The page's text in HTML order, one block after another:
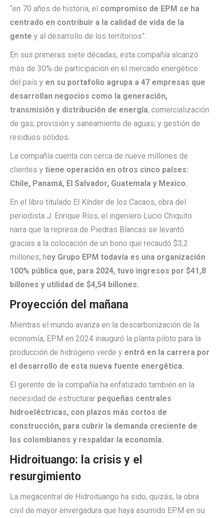
“en 70 años de historia, el compromiso de EPM se ha
centrado en contribuir a la calidad de vida de la
gente y al desarrollo de los territorios”.
En sus primeras siete décadas, esta compañía alcanzó
más de 30% de participación en el mercado energético
del país y en su portafolio agrupa a 47 empresas que
desarrollan negocios como la generación,
transmisión y distribución de energía; comercialización
de gas; provisión y saneamiento de aguas; y gestión de
residuos sólidos.
La compañía cuenta con cerca de nueve millones de
clientes y tiene operación en otros cinco países:
Chile, Panamá, El Salvador, Guatemala y Mexico.
En el libro titulado El Kínder de los Cacaos, obra del
periodista J. Enrique Ríos, el ingeniero Lucio Chiquito
narra que la represa de Piedras Blancas se levantó
gracias a la colocación de un bono que recaudó $3,2
millones; hoy Grupo EPM todavía es una organización
100% pública que, para 2024, tuvo ingresos por $41,8
billones y utilidad de $4,54 billones.
Proyección del mañana
Mientras el mundo avanza en la descarbonización de la
economía, EPM en 2024 inauguró la planta piloto para la
producción de hidrógeno verde y entró en la carrera por
el desarrollo de esta nueva fuente energética.
El gerente de la compañía ha enfatizado también en la
necesidad de estructurar pequeñas centrales
hidroeléctricas, con plazos más cortos de
construcción, para cubrir la demanda creciente de
los colombianos y respaldar la economía.
Hidroituango: la crisis y el
resurgimiento
La megacentral de Hidroituango ha sido, quizás, la obra
civil de mayor envergadura que haya asumido EPM en su